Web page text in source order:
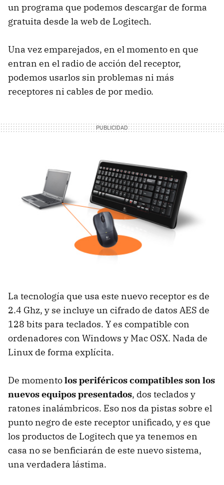
un programa que podemos descargar de forma
gratuita desde la web de Logitech.
Una vez emparejados, en el momento en que
entran en el radio de acción del receptor,
podemos usarlos sin problemas ni más
receptores ni cables de por medio.
La tecnología que usa este nuevo receptor es de
2.4 Ghz, y se incluye un cifrado de datos AES de
128 bits para teclados. Y es compatible con
ordenadores con Windows y Mac OSX. Nada de
Linux de forma explícita.
De momentolos periféricos compatibles son los
nuevos equipos presentados, dos teclados y
ratones inalámbricos. Eso nos da pistas sobre el
punto negro de este receptor unificado, y es que
los productos de Logitech que ya tenemos en
casa no se benficiarán de este nuevo sistema,
una verdadera lástima.